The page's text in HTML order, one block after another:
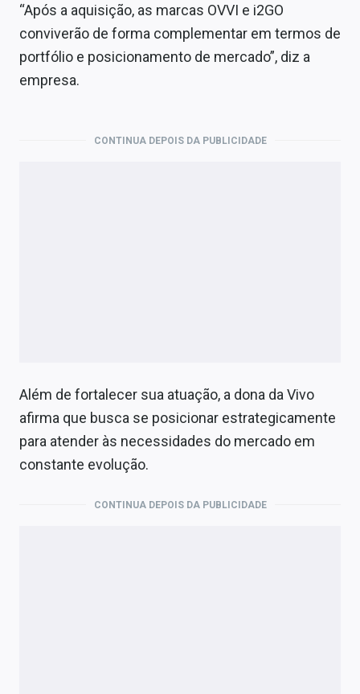
“Após a aquisição, as marcas OVVI e i2GO
conviverão de forma complementar em termos de
portfólio e posicionamento de mercado”, diz a
empresa.
CONTINUA DEPOIS DA PUBLICIDADE
Além de fortalecer sua atuação, a dona da Vivo
afirma que busca se posicionar estrategicamente
para atender às necessidades do mercado em
constante evolução.
CONTINUA DEPOIS DA PUBLICIDADE